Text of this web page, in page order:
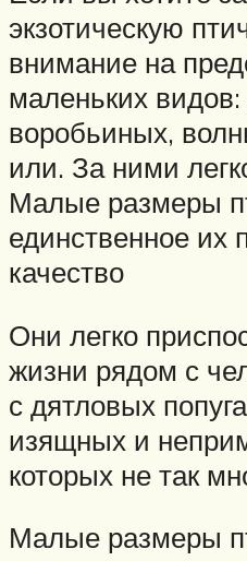
экзотическую
внимание на
маленьких
воробьиных,
или. За ними
Малые размеры
единственное их
качество
Они легко
жизни рядом с
с дятловых
изящных и
которых не так
Малые размеры